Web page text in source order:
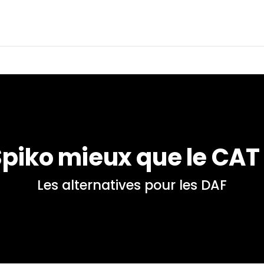
mieux que le CAT
Les alternatives pour les DAF